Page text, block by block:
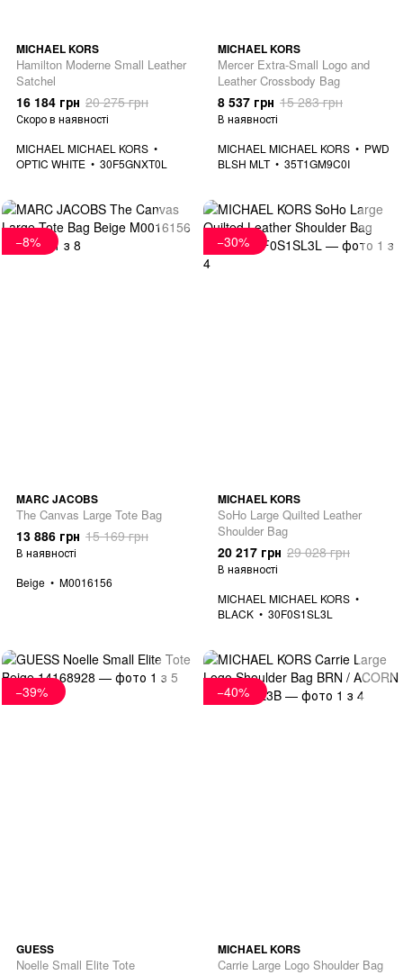
MICHAEL KORS
Hamilton Moderne Small Leather
Satchel
16 184 грн 20 275 грн
Скоро в наявності
MICHAEL MICHAEL KORS
OPTIC WHITE
30F5GNXT0L
MICHAEL KORS
Mercer Extra-Small Logo and
Leather Crossbody Bag
8 537 грн 15 283 грн
В наявності
MICHAEL MICHAEL KORS
PWD
BLSH MLT
35T1GM9C0I
−8%
MARC JACOBS
The Canvas Large Tote Bag
13 886 грн 15 169 грн
В наявності
Beige
M0016156
−30%
MICHAEL KORS
SoHo Large Quilted Leather
Shoulder Bag
20 217 грн 29 028 грн
В наявності
MICHAEL MICHAEL KORS
BLACK
30F0S1SL3L
−39%
GUESS
Noelle Small Elite Tote
−40%
MICHAEL KORS
Carrie Large Logo Shoulder Bag